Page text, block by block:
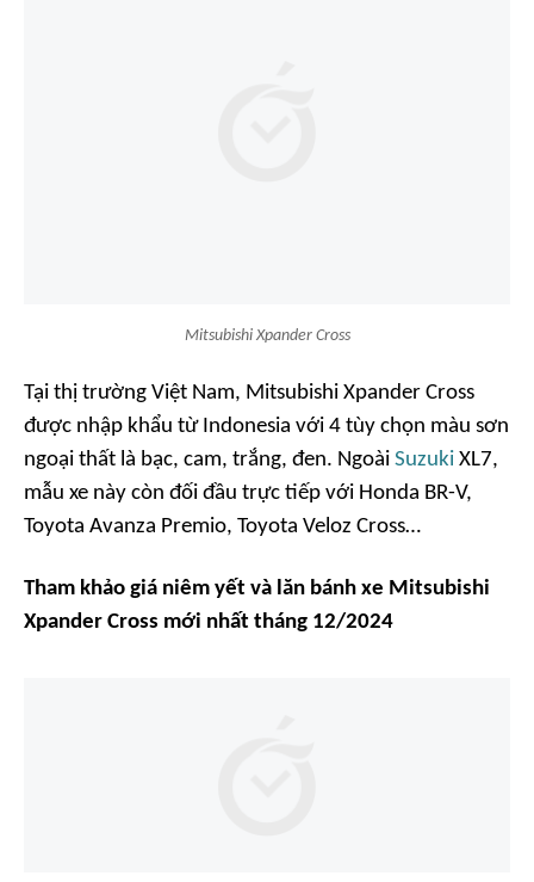
Mitsubishi Xpander Cross
Tại thị trường Việt Nam, Mitsubishi Xpander Cross
được nhập khẩu từ Indonesia với 4 tùy chọn màu sơn
ngoại thất là bạc, cam, trắng, đen. Ngoài Suzuki XL7,
mẫu xe này còn đối đầu trực tiếp với Honda BR-V,
Toyota Avanza Premio, Toyota Veloz Cross…
Tham khảo giá niêm yết và lăn bánh xe Mitsubishi
Xpander Cross mới nhất tháng 12/2024